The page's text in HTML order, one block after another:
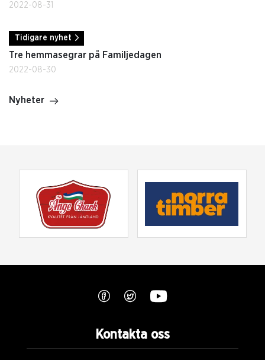
2022-08-31
Tidigare nyhet
Tre hemmasegrar på Familjedagen
2022-08-30
Nyheter
Kontakta oss